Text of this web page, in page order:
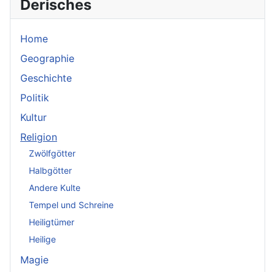
Derisches
Home
Geographie
Geschichte
Politik
Kultur
Religion
Zwölfgötter
Halbgötter
Andere Kulte
Tempel und Schreine
Heiligtümer
Heilige
Magie